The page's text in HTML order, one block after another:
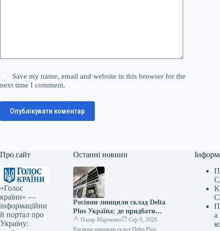
Save my name, email and website in this browser for the
next time I comment.
Опублікувати коментар
Про сайт
«Голос
країни» —
інформаційни
й портал про
Україну:
Останні новини
Росіяни знищили склад Delta
Plus Україна: де придбати
товари — ФОТО
Назар Марченко
Сер 9, 2026
Росіяни знищили склад Delta Plus
а